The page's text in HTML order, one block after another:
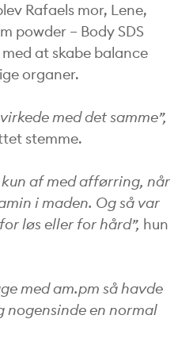
Rafaels mor, Lene,
powder – Body SDS
at skabe balance
organer.
med det samme”,
stemme.
af med afførring, når
i maden. Og så var
løs eller for hård”, hun
med am.pm så havde
nogensinde en normal